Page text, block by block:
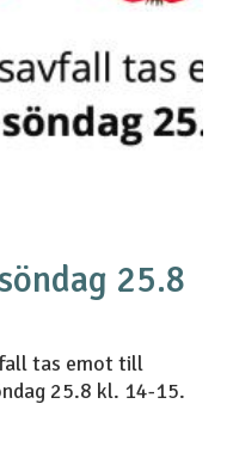
25.8
tas emot till
25.8 kl. 14-15.